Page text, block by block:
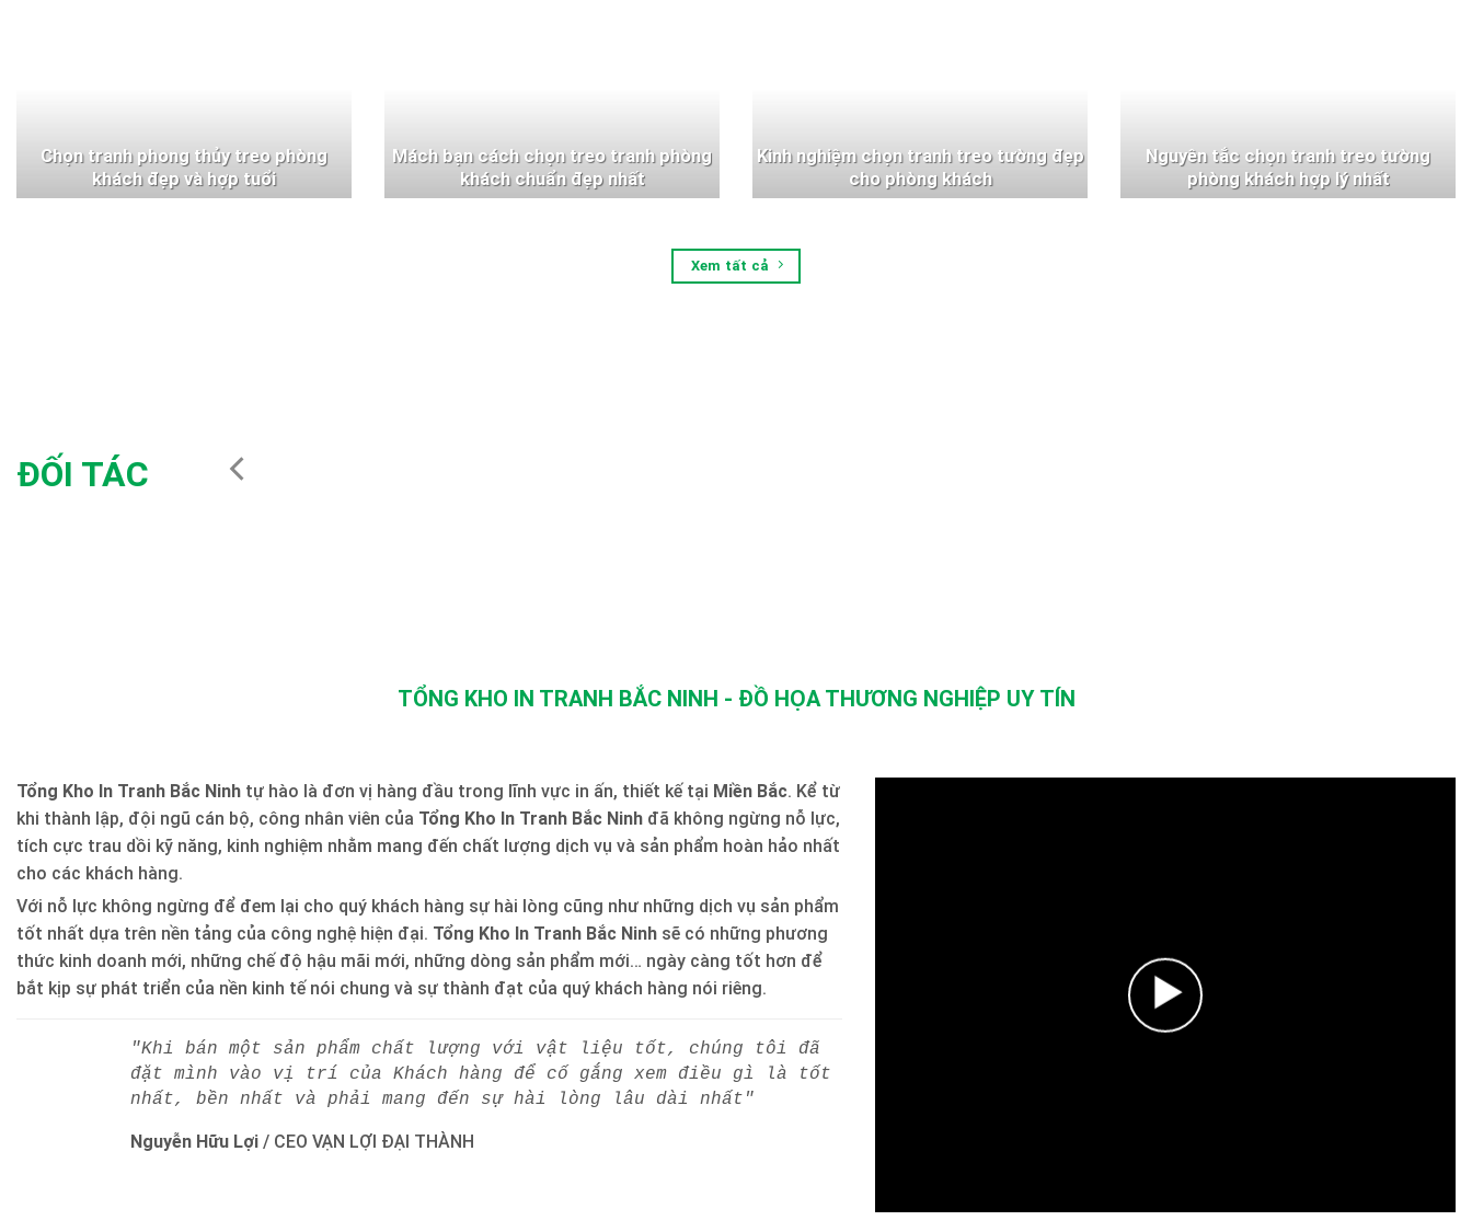
Chọn tranh phong thủy treo phòng
khách đẹp và hợp tuổi
Mách bạn cách chọn treo tranh phòng
khách chuẩn đẹp nhất
Kinh nghiệm chọn tranh treo tường đẹp
cho phòng khách
Nguyên tắc chọn tranh treo tường
phòng khách hợp lý nhất
Xem tất cả
ĐỐI TÁC
TỔNG KHO IN TRANH BẮC NINH - ĐỒ HỌA THƯƠNG NGHIỆP UY TÍN
Tổng Kho In Tranh Bắc Ninh tự hào là đơn vị hàng đầu trong lĩnh vực in ấn, thiết kế tại Miền Bắc. Kể từ
khi thành lập, đội ngũ cán bộ, công nhân viên của Tổng Kho In Tranh Bắc Ninh đã không ngừng nỗ lực,
tích cực trau dồi kỹ năng, kinh nghiệm nhằm mang đến chất lượng dịch vụ và sản phẩm hoàn hảo nhất
cho các khách hàng.
Với nỗ lực không ngừng để đem lại cho quý khách hàng sự hài lòng cũng như những dịch vụ sản phẩm
tốt nhất dựa trên nền tảng của công nghệ hiện đại. Tổng Kho In Tranh Bắc Ninh sẽ có những phương
thức kinh doanh mới, những chế độ hậu mãi mới, những dòng sản phẩm mới… ngày càng tốt hơn để
bắt kịp sự phát triển của nền kinh tế nói chung và sự thành đạt của quý khách hàng nói riêng.
"Khi bán một sản phẩm chất lượng với vật liệu tốt, chúng tôi đã
đặt mình vào vị trí của Khách hàng để cố gắng xem điều gì là tốt
nhất, bền nhất và phải mang đến sự hài lòng lâu dài nhất"
Nguyễn Hữu Lợi / CEO VẠN LỢI ĐẠI THÀNH